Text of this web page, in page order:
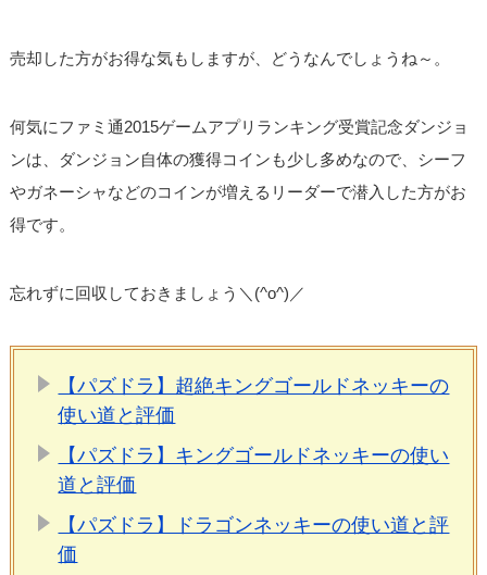
売却した方がお得な気もしますが、どうなんでしょうね～。
何気にファミ通2015ゲームアプリランキング受賞記念ダンジョ
ンは、ダンジョン自体の獲得コインも少し多めなので、シーフ
やガネーシャなどのコインが増えるリーダーで潜入した方がお
得です。
忘れずに回収しておきましょう＼(^o^)／
【パズドラ】超絶キングゴールドネッキーの
使い道と評価
【パズドラ】キングゴールドネッキーの使い
道と評価
【パズドラ】ドラゴンネッキーの使い道と評
価